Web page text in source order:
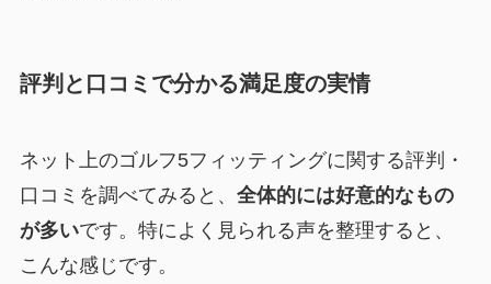
評判と口コミで分かる満足度の実情
ネット上のゴルフ5フィッティングに関する評判・
口コミを調べてみると、 全体的には好意的なもの
が多いです。特によく見られる声を整理すると、
こんな感じです。